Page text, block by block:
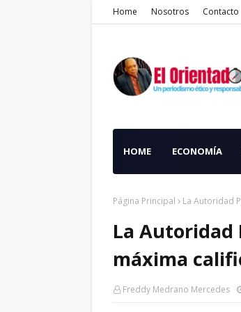
Home Nosotros Contacto
HOME ECONOMÍA
Página Principal La Autoridad
La
máxima
Freddy Medrano Mercedes